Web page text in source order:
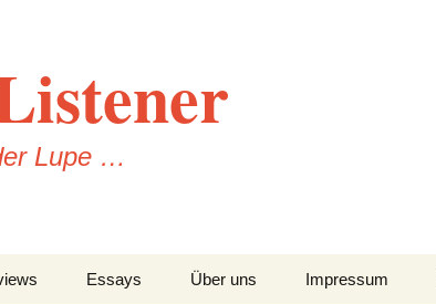
Lupe …
Essays Über uns Impressum